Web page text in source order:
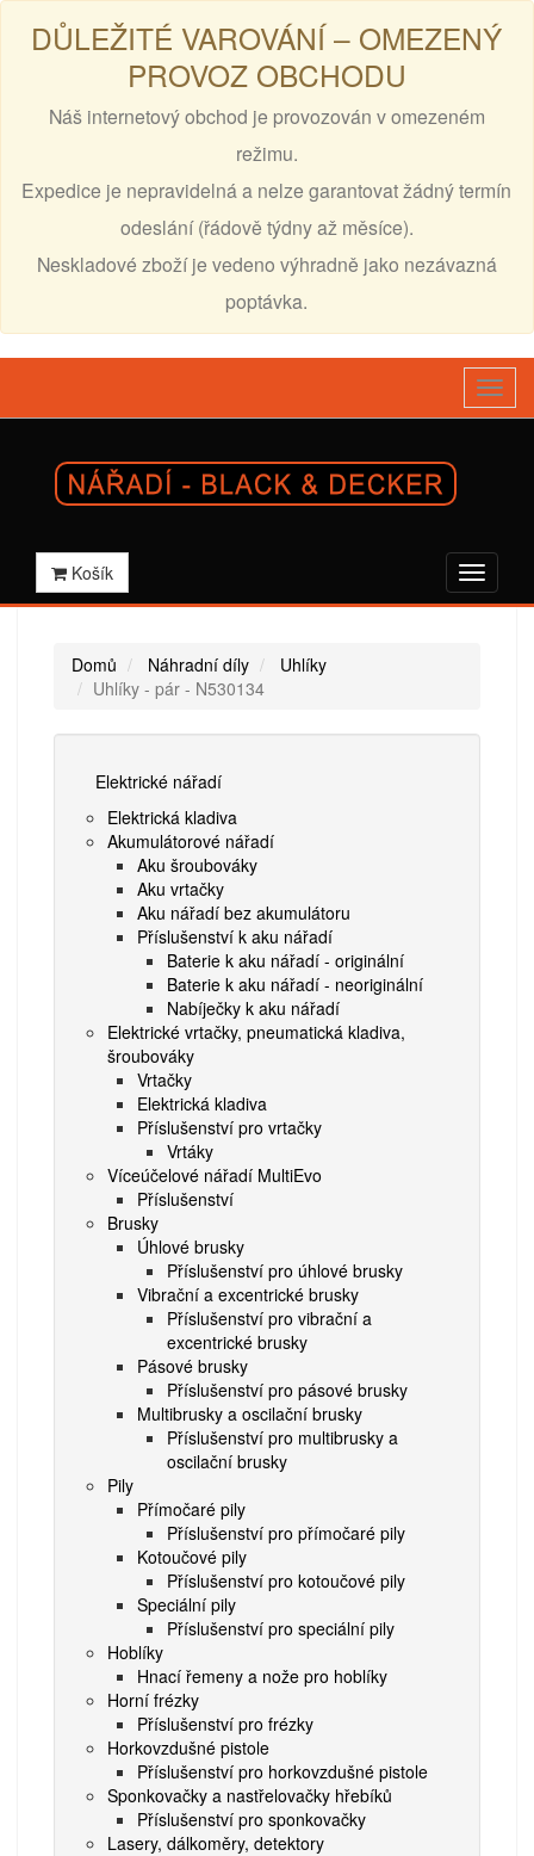
DŮLEŽITÉ VAROVÁNÍ – OMEZENÝ
PROVOZ OBCHODU
Náš internetový obchod je provozován v omezeném
režimu.
Expedice je nepravidelná a nelze garantovat žádný termín
odeslání (řádově týdny až měsíce).
Neskladové zboží je vedeno výhradně jako nezávazná
poptávka.
Košík
Domů Náhradní díly
Uhlíky
Uhlíky - pár - N530134
Elektrické nářadí
Elektrická kladiva
Akumulátorové nářadí
Aku šroubováky
Aku vrtačky
Aku nářadí bez akumulátoru
Příslušenství k aku nářadí
Baterie k aku nářadí - originální
Baterie k aku nářadí - neoriginální
Nabíječky k aku nářadí
Elektrické vrtačky, pneumatická kladiva,
šroubováky
Vrtačky
Elektrická kladiva
Příslušenství pro vrtačky
Vrtáky
Víceúčelové nářadí MultiEvo
Příslušenství
Brusky
Úhlové brusky
Příslušenství pro úhlové brusky
Vibrační a excentrické brusky
Příslušenství pro vibrační a
excentrické brusky
Pásové brusky
Příslušenství pro pásové brusky
Multibrusky a oscilační brusky
Příslušenství pro multibrusky a
oscilační brusky
Pily
Přímočaré pily
Příslušenství pro přímočaré pily
Kotoučové pily
Příslušenství pro kotoučové pily
Speciální pily
Příslušenství pro speciální pily
Hoblíky
Hnací řemeny a nože pro hoblíky
Horní frézky
Příslušenství pro frézky
Horkovzdušné pistole
Příslušenství pro horkovzdušné pistole
Sponkovačky a nastřelovačky hřebíků
Příslušenství pro sponkovačky
Lasery, dálkoměry, detektory